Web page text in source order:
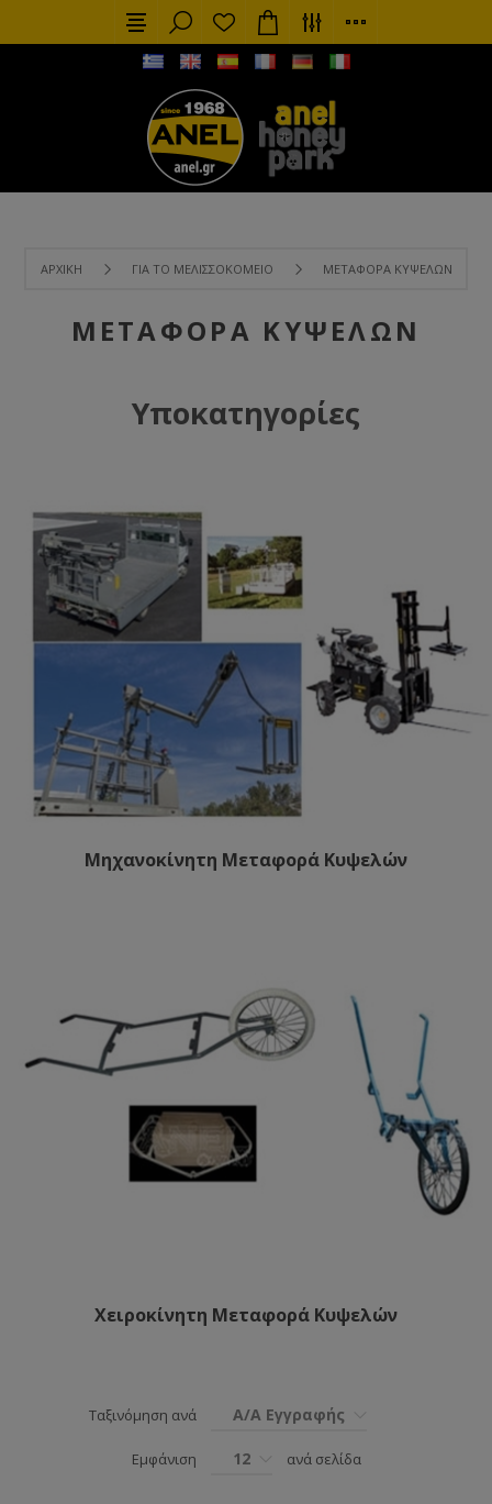
ΑΡΧΙΚΉ ΓΙΑ ΤΟ ΜΕΛΙΣΣΟΚΟΜΕΊΟ ΜΕΤΑΦΟΡΆ ΚΥΨΕΛΏΝ
ΜΕΤΑΦΟΡΆ ΚΥΨΕΛΏΝ
Υποκατηγορίες
Μηχανοκίνητη Μεταφορά Κυψελών
Χειροκίνητη Μεταφορά Κυψελών
Ταξινόμηση ανά Α/Α Εγγραφής
Εμφάνιση 12 ανά σελίδα